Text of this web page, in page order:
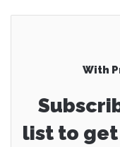
With
list to get